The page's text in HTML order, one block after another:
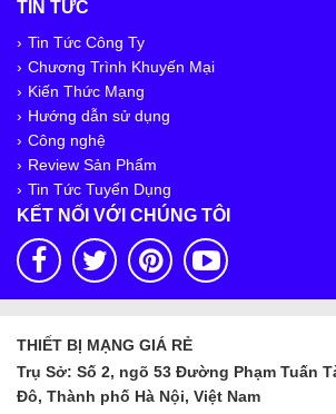
TIN TỨC
Tin Tức Công Ty
Chương Trình Khuyến Mại
Kiến Thức Mạng
Hướng dẫn sử dụng
Công nghệ
Review Sản Phẩm
Tin Tức Tuyển Dụng
KẾT NỐI VỚI CHÚNG TÔI
THIẾT BỊ MẠNG GIÁ RẺ
Trụ Sở: Số 2, ngõ 53 Đường Phạm Tuấn
Đô, Thành phố Hà Nội, Việt Nam